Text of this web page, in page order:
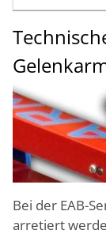
Bei der EAB-
arretiert